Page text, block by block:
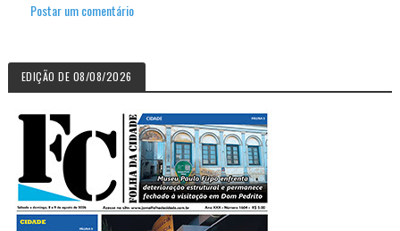
Postar um comentário
EDIÇÃO DE 08/08/2026